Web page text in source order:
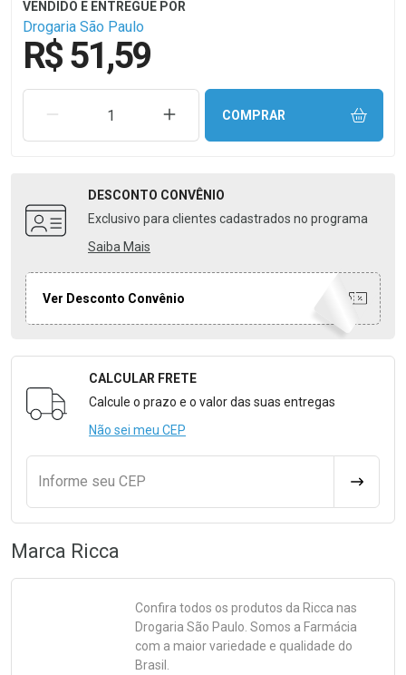
Drogaria São Paulo
R$ 51,59
REMOVER UMA UNIDADEAUMENTAR UMA UNIDADE
COMPRAR
DESCONTO CONVÊNIO
Exclusivo para clientes cadastrados no programa
Saiba Mais
Ver Desconto Convênio
Formulário para Calcular o Frete
CALCULAR FRETE
Calcule o prazo e o valor das suas entregas
Não sei meu CEP
Informe seu CEP
Marca Ricca
Confira todos os produtos da Ricca nas
Drogaria São Paulo. Somos a Farmácia
com a maior variedade e qualidade do
Brasil.